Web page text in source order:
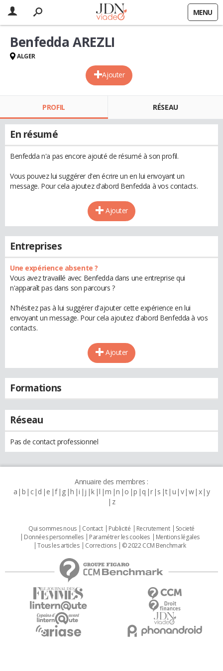
MENU
Ajouter
Benfedda AREZLI
ALGER
PROFIL RÉSEAU
En résumé
Benfedda n'a pas encore ajouté de résumé à son profil.
Vous pouvez lui suggérer d'en écrire un en lui envoyant un
message. Pour cela ajoutez d'abord Benfedda à vos contacts.
Ajouter
Entreprises
Une expérience absente ?
Vous avez travaillé avec Benfedda dans une entreprise qui
n'apparaît pas dans son parcours ?
N'hésitez pas à lui suggérer d'ajouter cette expérience en lui
envoyant un message. Pour cela ajoutez d'abord Benfedda à vos
contacts.
Ajouter
Formations
Réseau
Pas de contact professionnel
Annuaire des membres :
a b c d e f g h i j k l m n o p q r s t u v w x y
z
Qui sommes nous Contact Publicité Recrutement
Societé
Données personnelles
Paramétrer les cookies
Mentions légales
Tous les articles
Corrections © 2022 CCM Benchmark